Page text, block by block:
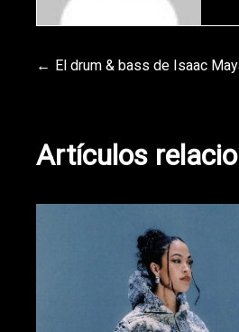
Navegación
entradas
El drum & bass de Isaac
Artículos